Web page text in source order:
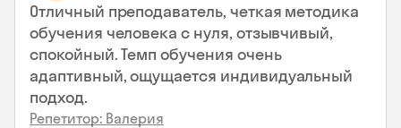
Отличный преподаватель, четкая методика
обучения человека с нуля, отзывчивый,
спокойный. Темп обучения очень
адаптивный, ощущается индивидуальный
подход.
Репетитор: Валерия